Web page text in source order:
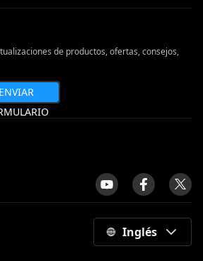
de productos, ofertas, consejos,
ENVIAR
Inglés